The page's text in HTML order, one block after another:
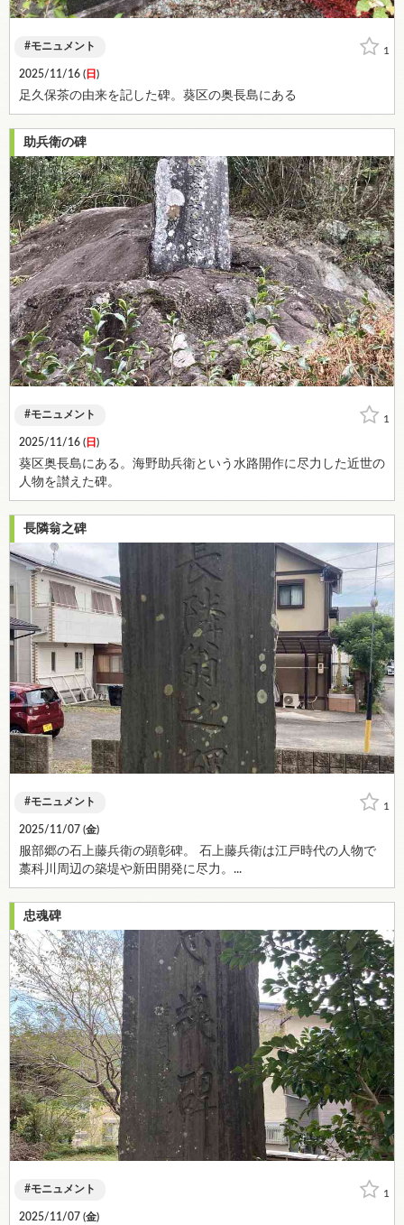
1
モニュメント
2025/11/16 ( 日 )
足久保茶の由来を記した碑。葵区の奥長島にある
助兵衛の碑
1
モニュメント
2025/11/16 ( 日 )
葵区奥長島にある。海野助兵衛という水路開作に尽力した近世の
人物を讃えた碑。
長隣翁之碑
1
モニュメント
2025/11/07 (金)
服部郷の石上藤兵衛の顕彰碑。 石上藤兵衛は江戸時代の人物で
藁科川周辺の築堤や新田開発に尽力。...
忠魂碑
1
モニュメント
2025/11/07 (金)